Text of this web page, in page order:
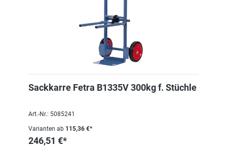
Sackkarre Fetra B1335V 300kg f. Stüchle
Art.-Nr.: 5085241
Varianten ab 115,36 €*
246,51 €*